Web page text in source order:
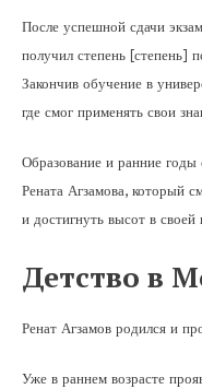
После успешной сдачи
получил степень [степень]
Закончив обучение в
где смог применять свои
Образование и ранние годы
Рената Агзамова, который
и достигнуть высот в своей
Детство в
Ренат Агзамов родился и
Уже в раннем возрасте